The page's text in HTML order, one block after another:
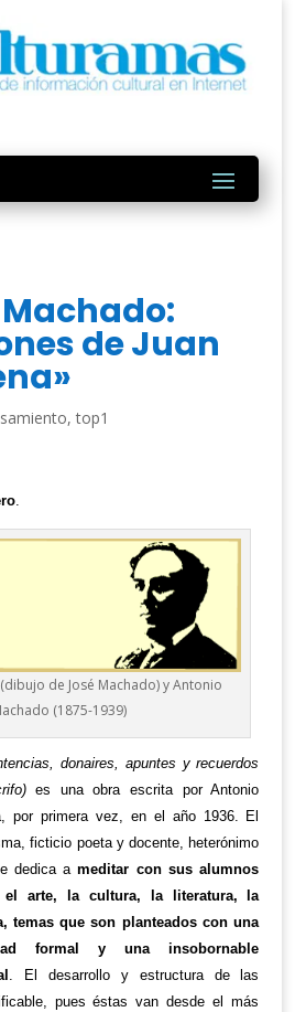
de Juan
,top1
.
de José Machado) y Antonio
(1875-1939)
donaires, apuntes y recuerdos
es una obra escrita por Antonio
por primera vez, en el año 1936. El
ficticio poeta y docente, heterónimo
dedica ameditar con sus alumnos
el arte, la cultura, la literatura, la
temas que son planteados con una
formal y una insobornable
. El desarrollo y estructura de las
pues éstas van desde el más